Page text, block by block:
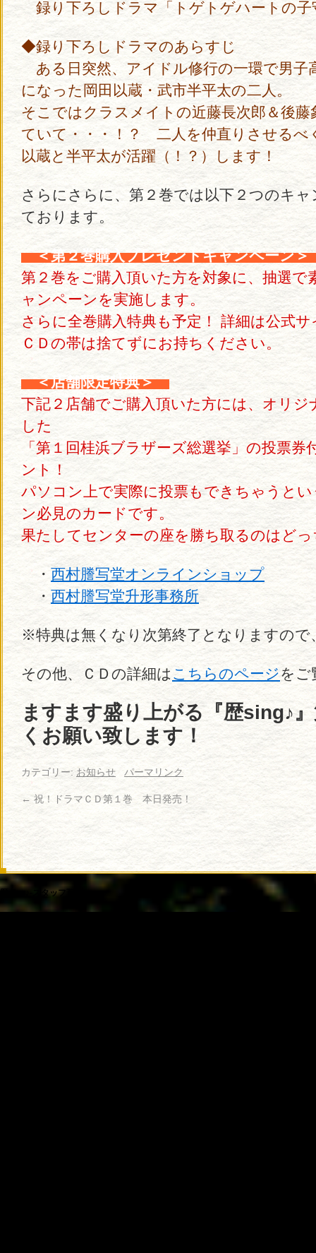
録り下ろしドラマ「トゲトゲハートの子
◆録り下ろしドラマのあらすじ
ある日突然、アイドル修行の一環で男子
になった岡田以蔵・武市半平太の二人。
そこではクラスメイトの近藤長次郎＆後
ていて・・・！？ 二人を仲直りさせるべ
以蔵と半平太が活躍（！？）します！
さらにさらに、第２巻では以下２つのキ
ております。
＜第２巻購入プレゼントキャンペーン
第２巻をご購入頂いた方を対象に、抽選
ャンペーンを実施します。
さらに全巻購入特典も予定！ 詳細は公式
ＣＤの帯は捨てずにお持ちください。
＜店舗限定特典＞
下記２店舗でご購入頂いた方には、オリ
した
「第１回桂浜ブラザーズ総選挙」の投票
ント！
パソコン上で実際に投票もできちゃうと
ン必見のカードです。
果たしてセンターの座を勝ち取るのはどっ
・ 西村謄写堂オンラインショップ
・ 西村謄写堂升形事務所
※特典は無くなり次第終了となりますので
その他、ＣＤの詳細は こちらのページをご
ますます盛り上がる『歴sing♪
くお願い致します！
カテゴリー: お知らせ パーマリンク
← 祝！ドラマＣＤ第１巻 本日発売！
歴sing♪-スタッフ瓦版